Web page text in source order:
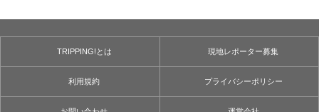
TRIPPING!とは 現地レポーター募集
利用規約 プライバシーポリシー